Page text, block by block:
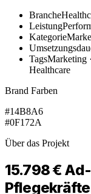
Branche
Leistung
Kategorie
TagsMarketing
Healthcare
Brand Farben
#14B8A6
#0F172A
Über das Projekt
15.798 €